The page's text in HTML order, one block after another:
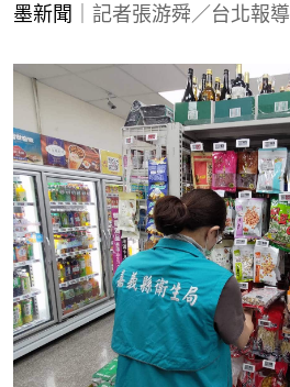
墨新聞 ｜記者張游舜／台北報導